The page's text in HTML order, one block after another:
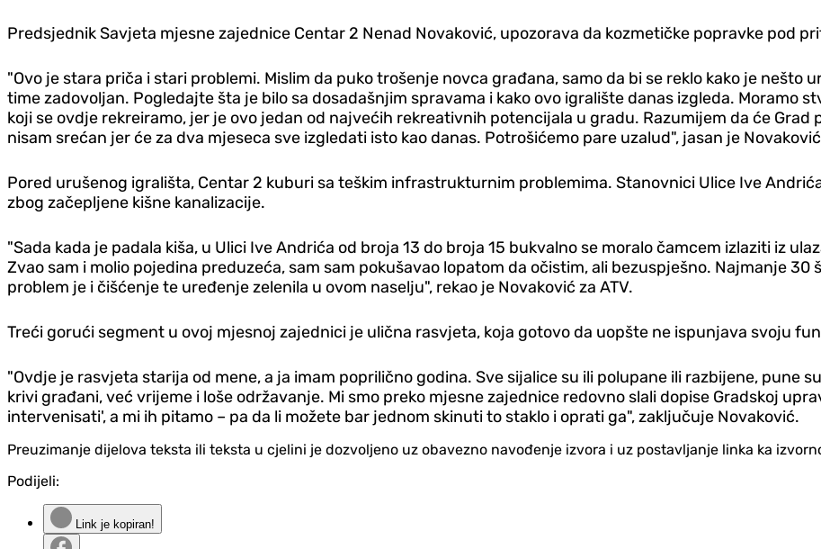
Predsjednik Savjeta mjesne zajednice Centar 2 Nenad Novaković, upozorava da kozmetičke popravke pod
"Ovo je stara priča i stari problemi. Mislim da puko trošenje novca građana, samo da bi se reklo kako je nešto
time zadovoljan. Pogledajte šta je bilo sa dosadašnjim spravama i kako ovo igralište danas izgleda. Moramo
koji se ovdje rekreiramo, jer je ovo jedan od najvećih rekreativnih potencijala u gradu. Razumijem da će
nisam srećan jer će za dva mjeseca sve izgledati isto kao danas. Potrošićemo pare uzalud", jasan je
Pored urušenog igrališta, Centar 2 kuburi sa teškim infrastrukturnim problemima. Stanovnici Ulice Ive
zbog začepljene kišne kanalizacije.
"Sada kada je padala kiša, u Ulici Ive Andrića od broja 13 do broja 15 bukvalno se moralo čamcem izlaziti iz
Zvao sam i molio pojedina preduzeća, sam sam pokušavao lopatom da očistim, ali bezuspješno. Najmanje
problem je i čišćenje te uređenje zelenila u ovom naselju", rekao je Novaković za ATV.
Treći gorući segment u ovoj mjesnoj zajednici je ulična rasvjeta, koja gotovo da uopšte ne ispunjava svoju
"Ovdje je rasvjeta starija od mene, a ja imam poprilično godina. Sve sijalice su ili polupane ili razbijene, pune
krivi građani, već vrijeme i loše održavanje. Mi smo preko mjesne zajednice redovno slali dopise Gradskoj
intervenisati', a mi ih pitamo – pa da li možete bar jednom skinuti to staklo i oprati ga", zaključuje Novaković.
Preuzimanje dijelova teksta ili teksta u cjelini je dozvoljeno uz obavezno navođenje izvora i uz postavljanje linka ka
Podijeli:
Link je kopiran!